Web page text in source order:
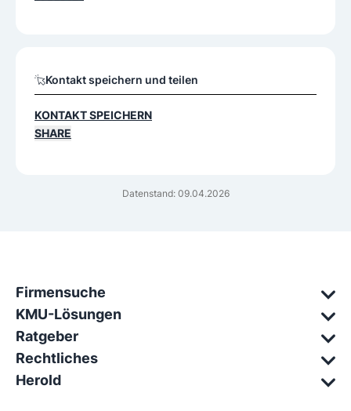
Datenstand: 09.04.2026
Kontakt speichern und teilen
KONTAKT SPEICHERN
SHARE
Firmensuche
KMU-Lösungen
Ratgeber
Rechtliches
Herold